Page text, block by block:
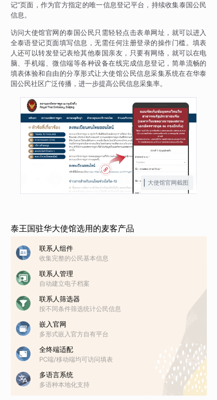
记”页面，作为官方指定的唯一信息登记平台，持续收集泰国公民
信息。
访问大使馆官网的泰国公民只需轻轻点击表单网址，就可以进入
全泰语登记页面填写信息，无需任何注册登录的操作门槛。填表
人还可以转发登记表给其他泰国亲友，只要有网络，就可以在电
脑、手机端、微信端等各种设备在线完成信息登记，简单流畅的
填表体验和自由的分享形式让大使馆公民信息采集系统在在华泰
国公民社区广泛传播，进一步提高公民信息采集率。
大使馆官网截图
泰王国驻华大使馆选用的麦客产品
联系人组件
收集完整的公民基本信息
联系人管理
自动建立电子档案
联系人筛选器
按不同条件筛选统计公民信息
嵌入官网
多形式嵌入官方自有平台
全终端适配
PC端/移动端均可访问填表
多语言系统
多语种本地化支持